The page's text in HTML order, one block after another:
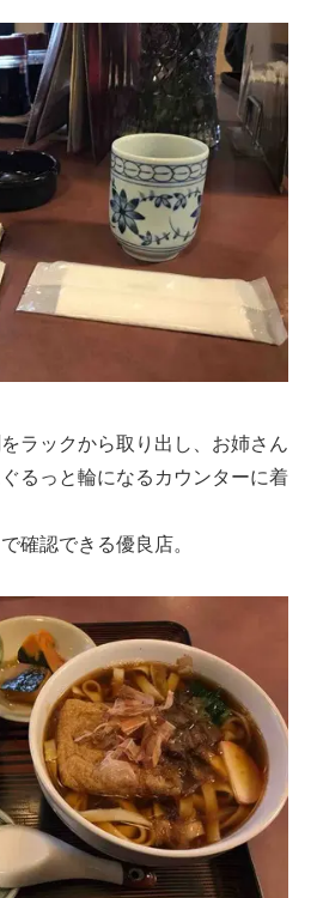
ラックから取り出し、お姉さん
るっと輪になるカウンターに着
確認できる優良店。